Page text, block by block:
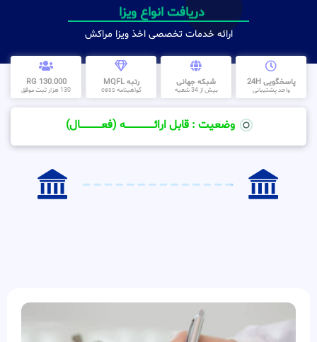
دریافت انواع ویزا
ارائه خدمات تخصصی اخذ ویزا مراکش
پاسخگویی 24H
واحد پشتیبانی
شبکه جهانی
بیش از 34 شعبه
رتبه MQFL
گواهینامه cess
130.000 RG
130 هزار ثبت موفق
وضعیت : قابل ارائــــــــــــــــــــه (فعـــــــــــــــال)